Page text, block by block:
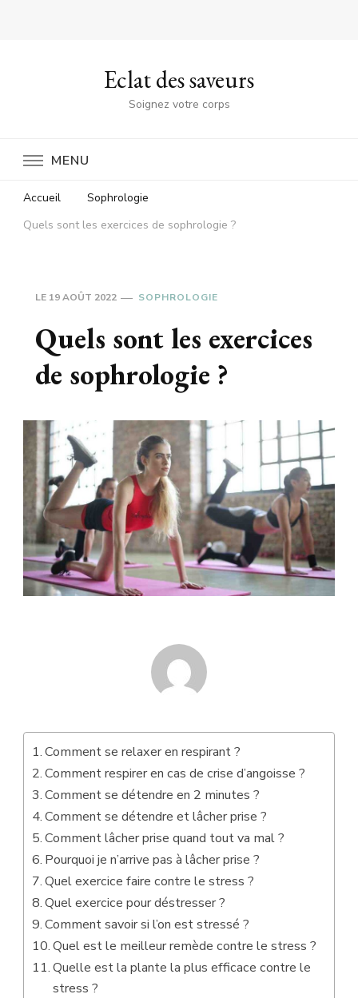
Eclat des saveurs
Soignez votre corps
MENU
Accueil
Sophrologie
Quels sont les exercices de sophrologie ?
LE 19 AOÛT 2022 SOPHROLOGIE
Quels sont les exercices
de sophrologie ?
Comment se relaxer en respirant ?
Comment respirer en cas de crise d’angoisse ?
Comment se détendre en 2 minutes ?
Comment se détendre et lâcher prise ?
Comment lâcher prise quand tout va mal ?
Pourquoi je n’arrive pas à lâcher prise ?
Quel exercice faire contre le stress ?
Quel exercice pour déstresser ?
Comment savoir si l’on est stressé ?
Quel est le meilleur remède contre le stress ?
Quelle est la plante la plus efficace contre le
stress ?